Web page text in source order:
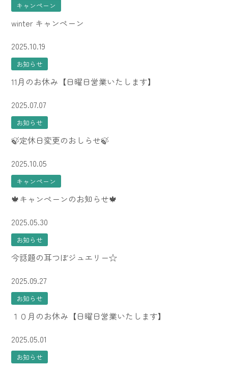
キャンペーン
winter キャンペーン
2025.10.19
お知らせ
11月のお休み【日曜日営業いたします】
2025.07.07
お知らせ
🍃定休日変更のおしらせ🍃
2025.10.05
キャンペーン
🍁キャンペーンのお知らせ🍁
2025.05.30
お知らせ
今話題の耳つぼジュエリー☆
2025.09.27
お知らせ
１０月のお休み【日曜日営業いたします】
2025.05.01
お知らせ